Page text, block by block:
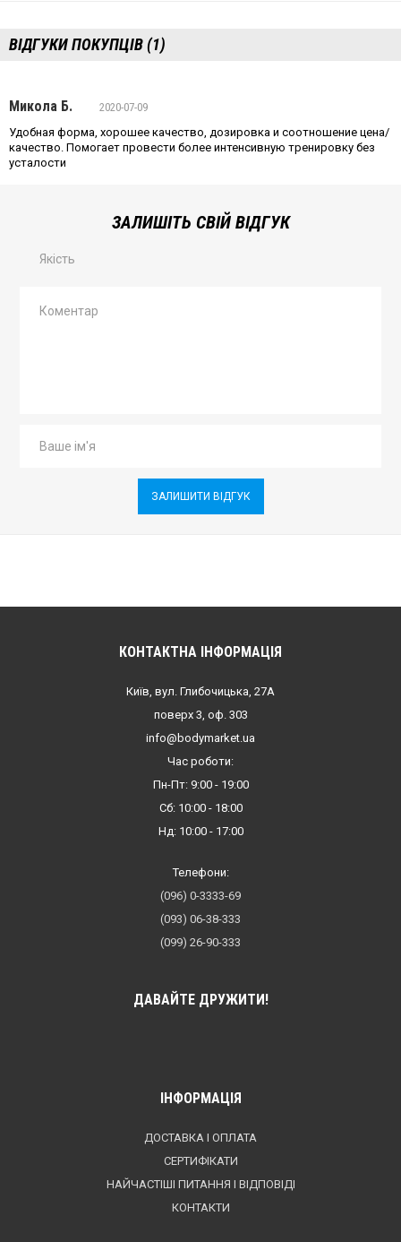
ВІДГУКИ ПОКУПЦІВ (1)
Микола Б.
2020-07-09
Удобная форма, хорошее качество, дозировка и соотношение цена/
качество. Помогает провести более интенсивную тренировку без
усталости
ЗАЛИШІТЬ СВІЙ ВІДГУК
Якість
ЗАЛИШИТИ ВІДГУК
КОНТАКТНА ІНФОРМАЦІЯ
Київ, вул. Глибочицька, 27А
поверх 3, оф. 303
info@bodymarket.ua
Час роботи:
Пн-Пт: 9:00 - 19:00
Сб: 10:00 - 18:00
Нд: 10:00 - 17:00
Телефони:
(096) 0-3333-69
(093) 06-38-333
(099) 26-90-333
ДАВАЙТЕ ДРУЖИТИ!
ІНФОРМАЦІЯ
ДОСТАВКА І ОПЛАТА
СЕРТИФІКАТИ
НАЙЧАСТІШІ ПИТАННЯ І ВІДПОВІДІ
КОНТАКТИ